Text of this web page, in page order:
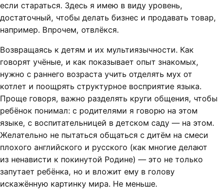
если стараться. Здесь я имею в виду уровень,
достаточный, чтобы делать бизнес и продавать товар,
например. Впрочем, отвлёкся.
Возвращаясь к детям и их мультиязычности. Как
говорят учёные, и как показывает опыт знакомых,
нужно с раннего возраста учить отделять мух от
котлет и поощрять структурное восприятие языка.
Проще говоря, важно разделять круги общения, чтобы
ребёнок понимал: с родителями я говорю на этом
языке, с воспитательницей в детском саду — на этом.
Желательно не пытаться общаться с дитём на смеси
плохого английского и русского (как многие делают
из ненависти к покинутой Родине) — это не только
запутает ребёнка, но и вложит ему в голову
искажённую картинку мира. Не меньше.